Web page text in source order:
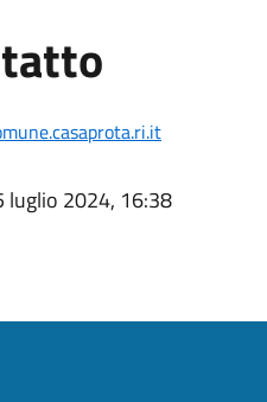
luglio 2024, 16:38